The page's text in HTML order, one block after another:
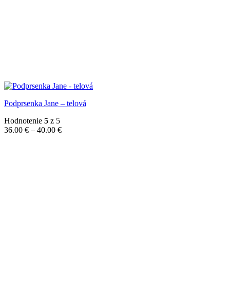
Podprsenka Jane – telová
Hodnotenie 5 z 5
36.00 € – 40.00 €Price